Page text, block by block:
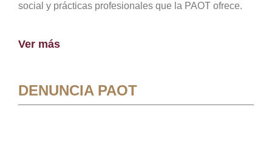
social y prácticas profesionales que la PAOT ofrece.
Ver más
DENUNCIA PAOT